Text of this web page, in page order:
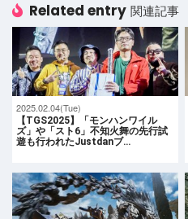
Related entry 関連記事
2025.02.04(Tue)
【TGS2025】「モンハンワイル
ズ」や「スト6」不知火舞の先行試
遊も行われたJustdanブ…